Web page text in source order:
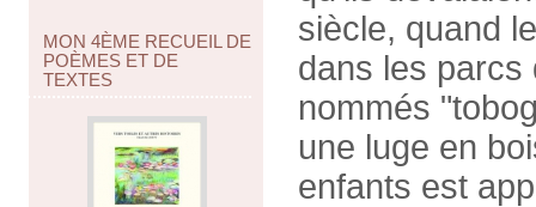
MON 4ÈME RECUEIL DE
POÈMES ET DE
TEXTES
siècle, quand
dans les parcs
nommés
une luge en
enfants est